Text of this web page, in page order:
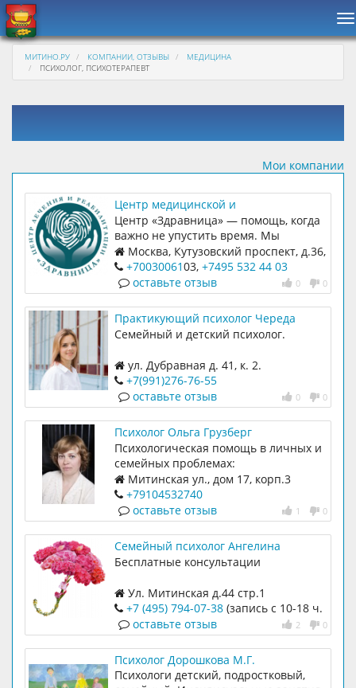
МИТИНО.РУ КОМПАНИИ, ОТЗЫВЫ
МЕДИЦИНА
ПСИХОЛОГ, ПСИХОТЕРАПЕВТ
Мои компании
Центр медицинской и
психологической помощи
"Здравница"
Центр «Здравница» — помощь, когда
важно не упустить время. Мы
специализируемся на лечении
зависимостей и восстановлении
психического здоровья. Работаем с
2017 года, оказываем комплексную
помощь при алкоголизме,
наркомании, игромании, РПП,
тревожных расстройствах и
Москва, Кутузовский проспект, д.36,
стр. 1, пом.101
+7003006103, +7495 532 44 03
0 0
оставьте отзыв
Практикующий психолог Череда
Анастасия
Семейный и детский психолог.
ул. Дубравная д. 41, к. 2.
+7(991)276-76-55
0 0
оставьте отзыв
Психолог Ольга Грузберг
Психологическая помощь в личных и
семейных проблемах:
неудовлетворенность собой,
конфликтность, тревожность, стрессы,
низкая самооценка; помощь
супружеским парам в преодолении
семейных кризисов; консультации
для родителей с детьми; проблемы
подросткового возраста.
Митинская ул., дом 17, корп.3
+79104532740
1 0
оставьте отзыв
Семейный психолог Ангелина
Бесплатные консультации
Ул. Митинская д.44 стр.1
+7 (495) 794-07-38 (запись с 10-18 ч.
по раб.дням)
2 0
оставьте отзыв
Психолог Дорошкова М.Г.
Психологи детский, подростковый,